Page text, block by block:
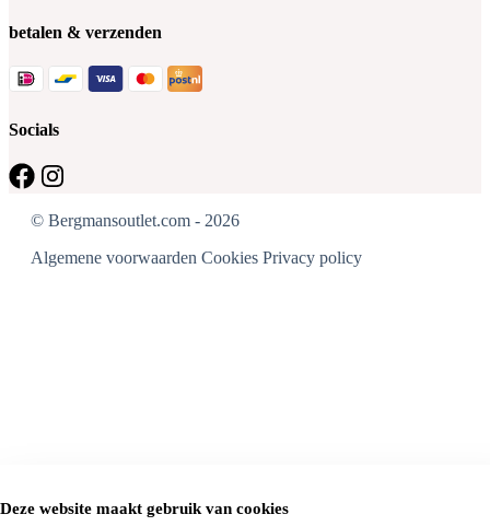
Deze website maakt gebruik van cookies
betalen & verzenden
Socials
© Bergmansoutlet.com - 2026
Algemene voorwaarden Cookies Privacy policy